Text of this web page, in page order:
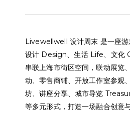
Livewellwell 设计周末 是一座
设计 Design、生活 Life、文化
串联上海市街区空间，联动展览
动、零售商铺、开放工作室参观
坊、讲座分享、城市导览
等多元形式，打造一场融合创意